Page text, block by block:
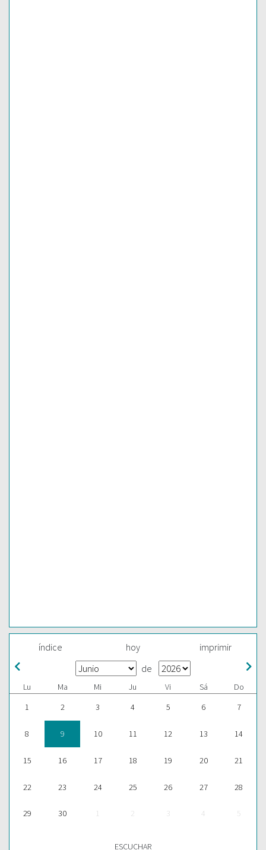
índice hoy imprimir
de
Lu Ma Mi Ju Vi Sá
Do
1
2 3 4 5 6 7
8 9 10 11 12 13 14
15 16 17 18 19 20 21
22 23 24 25 26 27 28
29 30 1 2 3 4 5
ESCUCHAR